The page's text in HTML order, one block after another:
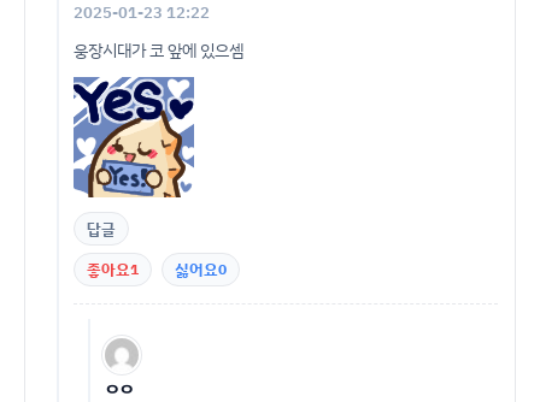
2025-01-23 12:22
웅장시대가 코 앞에 있으셈
답글
좋아요1 싫어요0
ㅇㅇ